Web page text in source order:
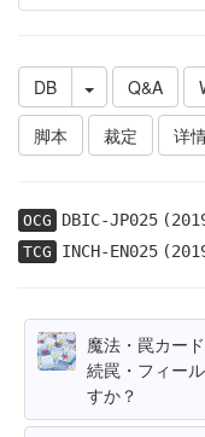
DB Q&A
脚本
裁定 详
OCG DBIC-JP025
TCG INCH-EN025
魔法・罠カー
続罠・フィー
すか？